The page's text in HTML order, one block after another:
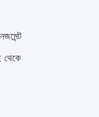
থেকে